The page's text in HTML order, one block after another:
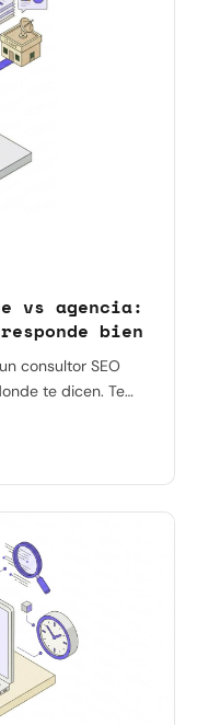
vs agencia:
bien
consultor SEO
te dicen. Te